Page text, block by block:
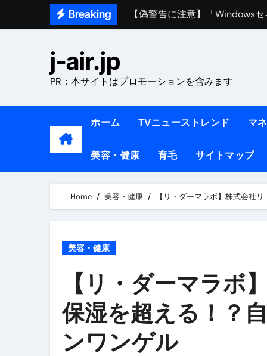
Breaking
中町綾が2週間で3.5kg痩せた
【ダイエット迷子必見】38歳
【1日ダイエットルーティン】
リサイクル業者の無料回収・
山梨県震度6弱と富士山噴火の
青森県震度6とベネゼエラM7級
j-air.jp
PR：本サイトはプロモーションを含みます
ホーム TVニューストレンド マ
美容・健康 育毛 サイトマップ
Home 美容・健康 【リ・ダーマラボ】株式会社
美容・健康
【リ・ダーマラボ
保湿を超える！？
ンワンゲル